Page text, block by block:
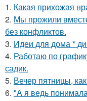
1. Какая прихожая
2. Мы прожили
без конфликтов.
3. Идеи для дома *
4. Работаю по
садик.
5. Вечер пятницы,
6. "А я ведь